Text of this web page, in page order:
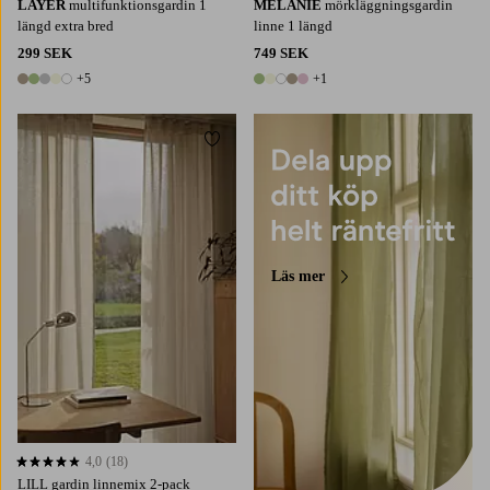
LAYER multifunktionsgardin 1
längd extra bred
299 SEK
10 färger
+5
MELANIE mörkläggningsgardin
linne 1 längd
749 SEK
6 färger
+1
LILL gardin linnemix 2-pack
4,0 baserat på 18 st betyg
4,0 (18)
Lägg till i favoriter
Läs mer